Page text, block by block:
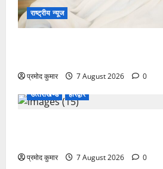
राष्ट्रीय न्यूज
प्रमोद कुमार 7 August 2026
0
उत्‍तराखण्‍ड
हरिद्वार
प्रमोद कुमार 7 August 2026
0